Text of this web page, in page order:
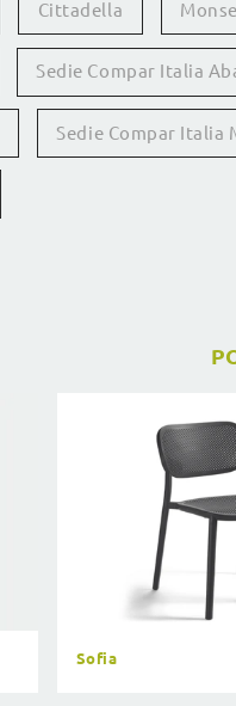
Cittadella
Sedie Compar Italia
Sedie Compar Italia
Sofia